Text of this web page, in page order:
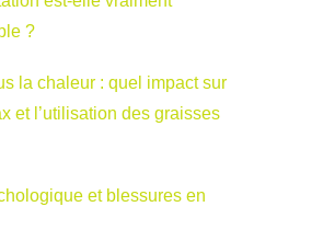
?
la chaleur : quel impact sur
et l’utilisation des graisses
et blessures en